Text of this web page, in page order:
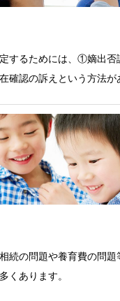
するためには、①嫡出
確認の訴えという方法が
続の問題や養育費の問題
くあります。